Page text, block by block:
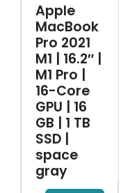
Apple
MacBook
Pro 2021
M1 | 16.2″ |
M1 Pro |
16-Core
GPU | 16
GB | 1 TB
SSD |
space
gray